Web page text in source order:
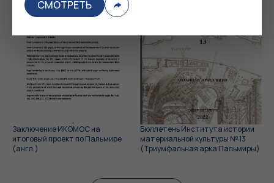
Заключение ИКОМОС на
итоговый проект по Пальмире
(англ.)
Бюллетень Института истории
материальной культуры № 13
(Триумфальная арка Пальмиры)
СМОТРЕТЬ